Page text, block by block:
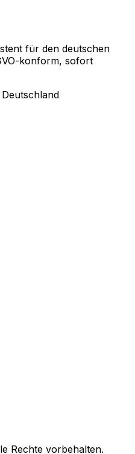
für den deutschen
konform, sofort
Rechte vorbehalten.